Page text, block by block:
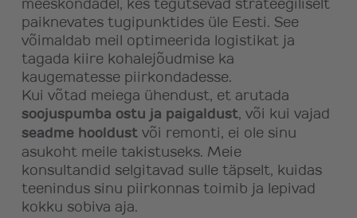
paiknevates tugipunktides üle Eesti. See
võimaldab meil optimeerida logistikat ja
tagada kiire kohalejõudmise ka
kaugematesse piirkondadesse.
Kui võtad meiega ühendust, et arutada
soojuspumba ostu ja paigaldust, või kui vajad
seadme hooldust või remonti, ei ole sinu
asukoht meile takistuseks. Meie
konsultandid selgitavad sulle täpselt, kuidas
teenindus sinu piirkonnas toimib ja lepivad
kokku sobiva aja.